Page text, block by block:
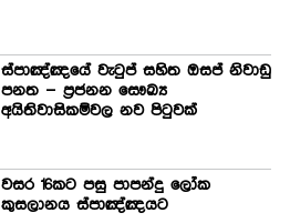
ස්පාඤ්ඤයේ වැටුප් සහිත ඔසප් නිවාඩු
පනත – ප්‍රජනන සෞඛ්‍ය
අයිතිවාසිකම්වල නව පිටුවක්
වසර 16කට පසු පාපන්දු ලෝක
කුසලානය ස්පාඤ්ඤයට